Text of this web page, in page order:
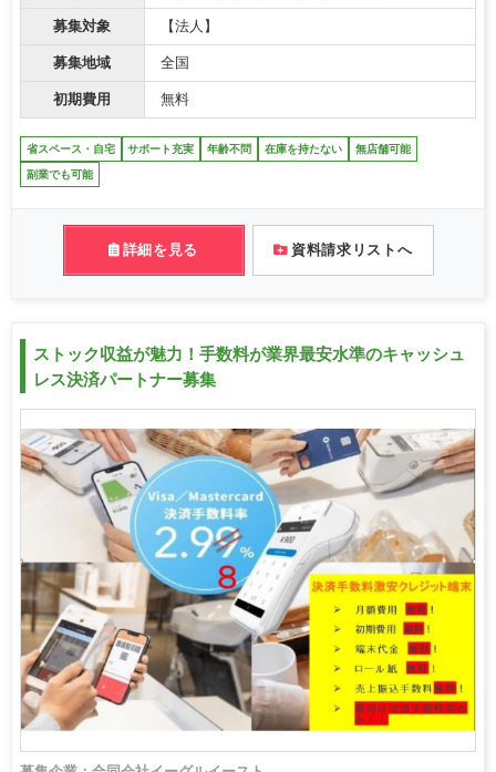
募集対象 【法人】
募集地域 全国
初期費用 無料
省スペース・自宅 サポート充実 年齢不問 在庫を持たない 無店舗可能
副業でも可能
詳細を見る 資料請求リストへ
ストック収益が魅力！手数料が業界最安水準のキャッシュ
レス決済パートナー募集